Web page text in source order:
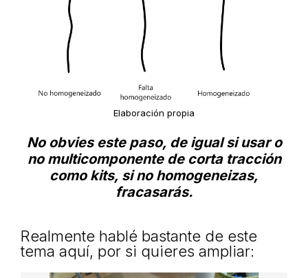
Elaboración propia
No obvies este paso, de igual si usar o
no multicomponente de corta tracción
como kits, si no homogeneizas,
fracasarás.
Realmente hablé bastante de este
tema aquí, por si quieres ampliar: